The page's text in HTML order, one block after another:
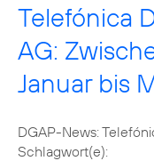
Telefónica
AG:
Januar bis
DGAP-News:
Schlagwort(e):